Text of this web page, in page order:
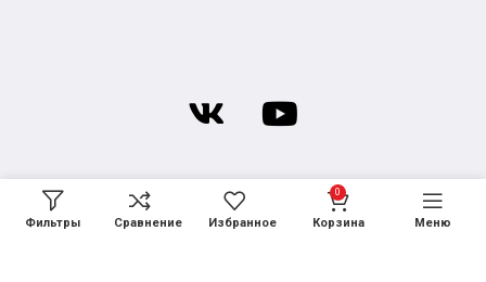
Фильтры Сравнение Избранное
0
Корзина Меню